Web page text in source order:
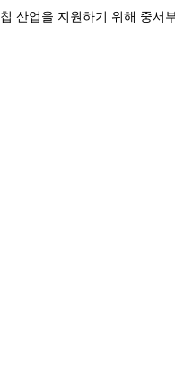
칩 산업을 지원하기 위해 중서